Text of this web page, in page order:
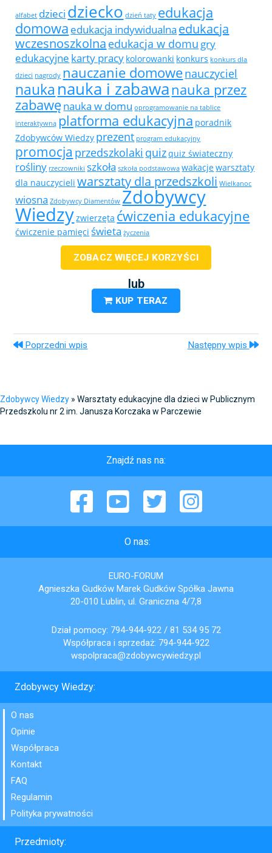
alfabet dzieci dziecko dzień taty edukacja
domowa edukacja indywidualna edukacja
wczesnoszkolna edukacja w domu gry
edukacyjne karty pracy kolorowanki konkurs konkurs dla
dzieci nagrody nauczanie domowenauczyciel
nauka nauka i zabawanauka przez
zabawęnauka w domu oprogramowanie na tablice
interaktywną platforma edukacyjna poradnik
Zdobywców Wiedzy prezent program edukacyjny
promocja przedszkolaki quizquiz świateczny
rośliny rzeczowniki szkoła szkoła podstawowa wakacjewarsztaty
dla nauczycieli warsztaty dla przedszkoli Wielkanoc
wiosna Zdobywcy Diamentów Zdobywcy
Wiedzyzwierzęta ćwiczenia edukacyjne
ćwiczenie pamięci świeta życzenia
ZOBACZ WIĘCEJ KORZYŚCI
lub
KUP TERAZ
Poprzedni wpis Następny wpis
Zdobywcy Wiedzy » Warsztaty edukacyjne dla dzieci w Publicznym
Przedszkolu nr 2 im. Janusza Korczaka w Parczewie
Znajdź nas na:
Facebook YouTube Twitter Instagram
O nas:
EURO-FORUM
Agnieszka Gudków Marek Gudków Spółka Jawna
20-010 Lublin, ul. Graniczna 4/7,8
Dział pomocy: 794-944-922/ 81 534 95 72
Współpraca i sprzedaż: 794-944-922
wspolpraca@zdobywcywiedzy.pl
Zdobywcy Wiedzy:
O nas
Opinie
Współpraca
Kontakt
FAQ
Regulamin
Polityka prywatności
Przedmioty: